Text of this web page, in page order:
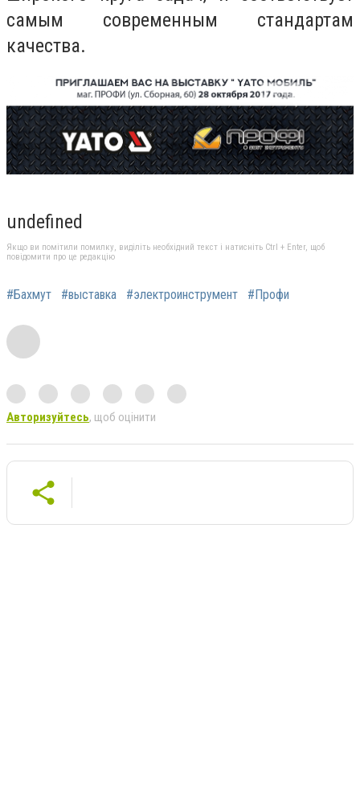
самым современным стандартам
качества.
undefined
Якщо ви помітили помилку, виділіть необхідний текст і натисніть Ctrl + Enter, щоб
повідомити про це редакцію
#Бахмут #выставка #электроинструмент #Профи
Авторизуйтесь, щоб оцінити